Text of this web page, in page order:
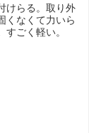
けらる。取り外
くなくて力いら
ごく軽い。